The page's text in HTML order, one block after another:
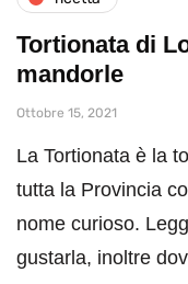
Tortionata di
mandorle
Ottobre 15, 2021
La Tortionata è la
tutta la Provincia
nome curioso.
gustarla, inoltre